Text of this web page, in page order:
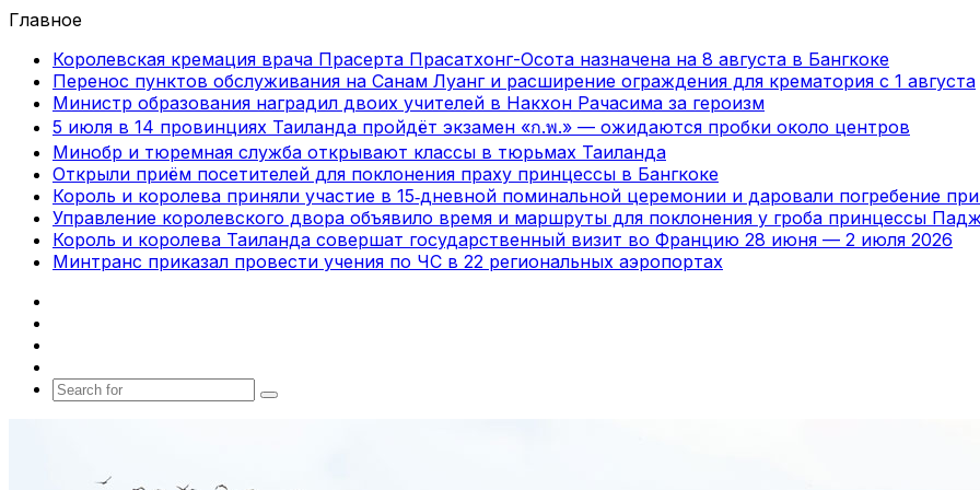
Главное
Королевская кремация врача Прасерта Прасатхонг-Осота назначена на 8 августа в Бангкоке
Перенос пунктов обслуживания на Санам Луанг и расширение ограждения для крематория с 1 августа
Министр образования наградил двоих учителей в Накхон Рачасима за героизм
5 июля в 14 провинциях Таиланда пройдёт экзамен «ก.พ.» — ожидаются пробки около центров
Минобр и тюремная служба открывают классы в тюрьмах Таиланда
Открыли приём посетителей для поклонения праху принцессы в Бангкоке
Король и королева приняли участие в 15‑дневной поминальной церемонии и даровали погребение
Управление королевского двора объявило время и маршруты для поклонения у гроба принцессы
Король и королева Таиланда совершат государственный визит во Францию 28 июня — 2 июля 2026
Минтранс приказал провести учения по ЧС в 22 региональных аэропортах
Search